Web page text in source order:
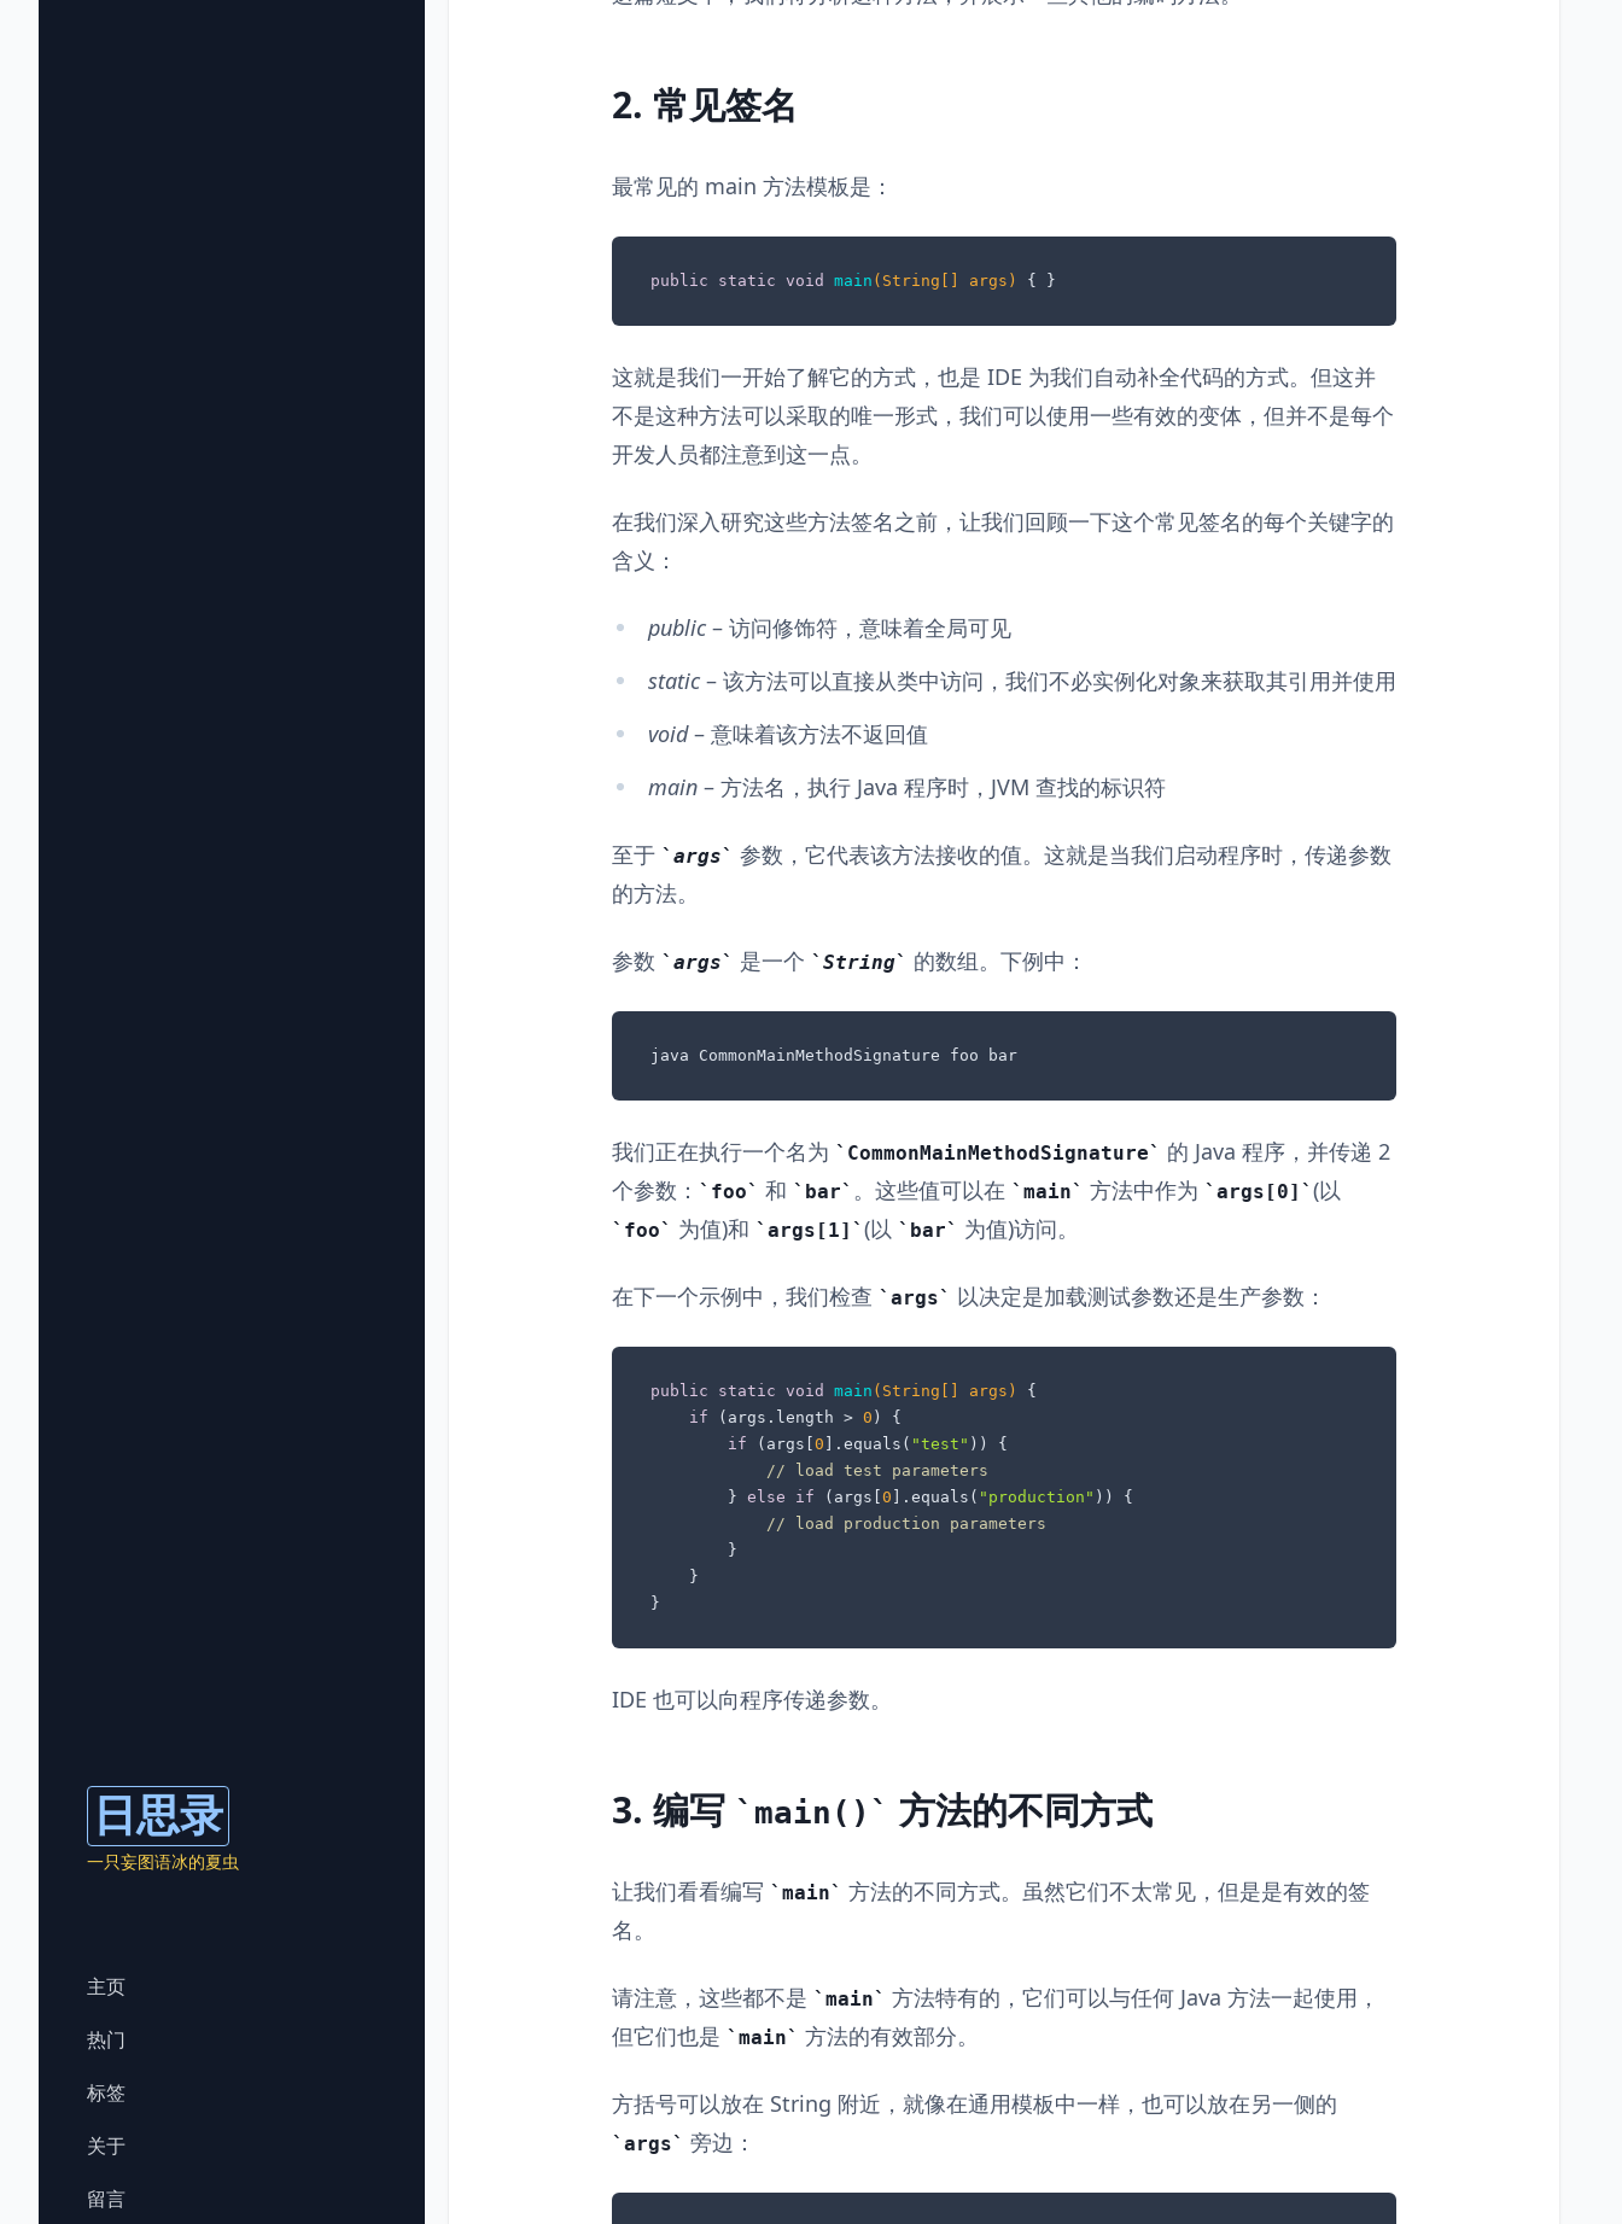
日思录
一只妄图语冰的夏虫
主页
热门
标签
关于
留言
2. 常见签名
最常见的 main 方法模板是：
public static void main (String[] args) { }
这就是我们一开始了解它的方式，也是 IDE 为我们自动补全代码的方式。但这并
不是这种方法可以采取的唯一形式，我们可以使用一些有效的变体，但并不是每个
开发人员都注意到这一点。
在我们深入研究这些方法签名之前，让我们回顾一下这个常见签名的每个关键字的
含义：
public– 访问修饰符，意味着全局可见
static– 该方法可以直接从类中访问，我们不必实例化对象来获取其引用并使用
void– 意味着该方法不返回值
main– 方法名，执行 Java 程序时，JVM 查找的标识符
至于 args
参数，它代表该方法接收的值。这就是当我们启动程序时，传递参数
的方法。
参数 args 是一个 String 的数组。下例中：
java CommonMainMethodSignature foo bar
我们正在执行一个名为 CommonMainMethodSignature
的 Java 程序，并传递 2
个参数：
foo 和 bar 。这些值可以在 main 方法中作为 args[0] (以
foo 为值)和 args[1] (以 bar 为值)访问。
在下一个示例中，我们检查 args 以决定是加载测试参数还是生产参数：
public static void main (String[] args)
{
if (args.length > 0 ) {
if (args[0 ].equals( "test" )) {
// load test parameters
        }
else if (args[0 ].equals( "production" )) {
// load production parameters
        }
    }
}
IDE 也可以向程序传递参数。
3. 编写 main() 方法的不同方式
让我们看看编写 main
方法的不同方式。虽然它们不太常见，但是是有效的签
名。
请注意，这些都不是 main
方法特有的，它们可以与任何 Java 方法一起使用，
但它们也是
main 方法的有效部分。
方括号可以放在 String 附近，就像在通用模板中一样，也可以放在另一侧的
args 旁边：